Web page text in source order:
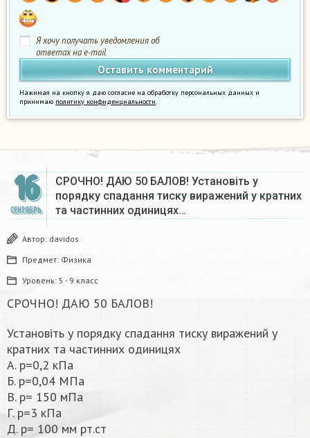
Я хочу получать уведомления об
ответах на e-mail
Нажимая на кнопку я даю согласие на обработку персональных данных и
принимаю политику конфиденциальности.
16
СЕНТЯБРЬ
СРОЧНО! ДАЮ 50 БАЛОВ! Установіть у
порядку спадання тиску виражений у кратних
та частинних одиницях…
Автор: davidos
Предмет: Физика
Уровень: 5 - 9 класс
СРОЧНО! ДАЮ 50 БАЛОВ!
Установіть у порядку спадання тиску виражений у
кратних та частинних одиницях
А. р=0,2 кПа
Б. р=0,04 МПа
В. р= 150 мПа
Г. р=3 кПа
Д. р= 100 мм рт.ст